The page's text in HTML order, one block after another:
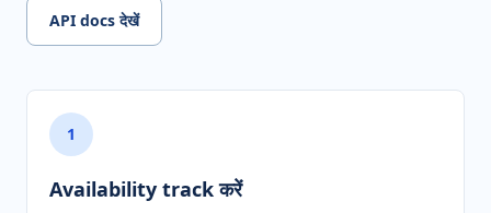
API docs देखें
1
Availability track करें